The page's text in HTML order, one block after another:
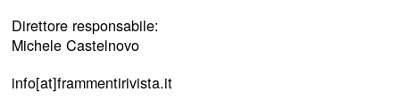
Direttore responsabile:
Michele Castelnovo
info[at]frammentirivista.it